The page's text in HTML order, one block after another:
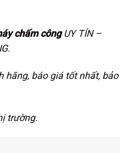
chấm côngUY TÍN –
hãng, báo giá tốt nhất, bảo
trường.